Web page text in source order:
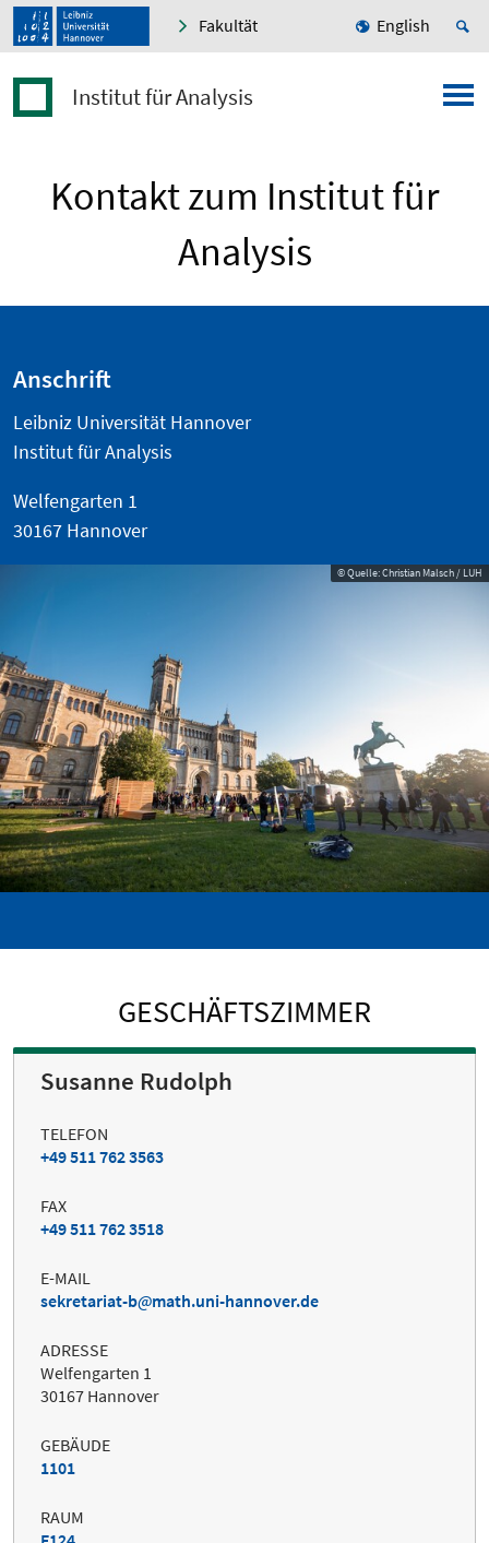
Fakultät English
Institut für Analysis
Kontakt zum Institut für
Analysis
Anschrift
Leibniz Universität Hannover
Institut für Analysis
Welfengarten 1
30167 Hannover
© Quelle: Christian Malsch / LUH
GESCHÄFTSZIMMER
Susanne Rudolph
TELEFON
+49 511 762 3563
FAX
+49 511 762 3518
E-MAIL
sekretariat-b
math.uni-hannover.de
ADRESSE
Welfengarten 1
30167 Hannover
GEBÄUDE
1101
RAUM